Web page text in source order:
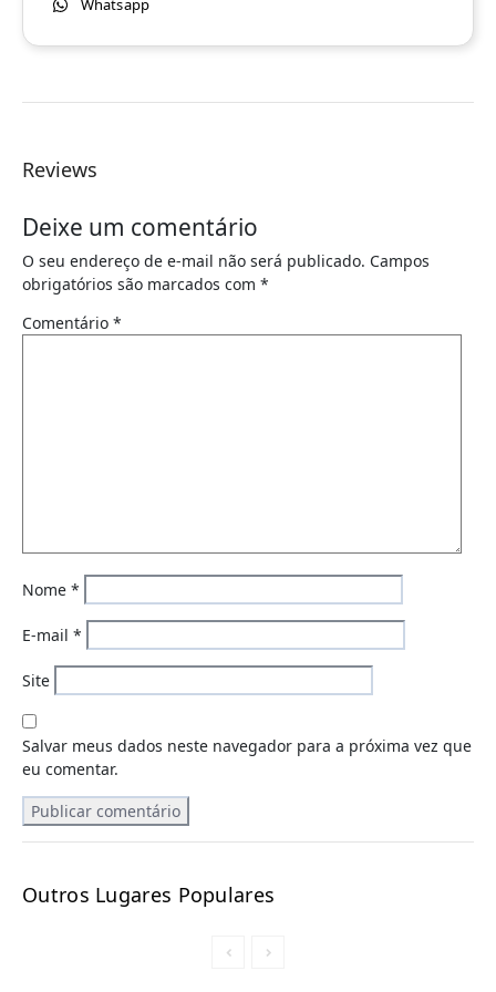
Whatsapp
Reviews
Deixe um comentário
O seu endereço de e-mail não será publicado. Campos
obrigatórios são marcados com *
Comentário *
Nome *
E-mail *
Site
Salvar meus dados neste navegador para a próxima vez que
eu comentar.
Outros Lugares Populares